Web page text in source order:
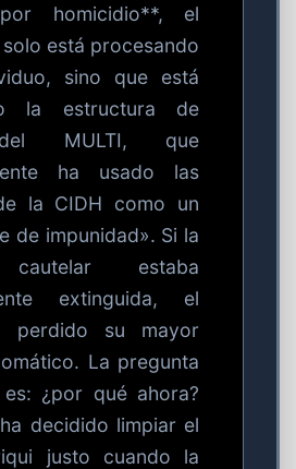
homicidio**, el
está procesando
sino que está
la estructura de
MULTI, que
ha usado las
la CIDH como un
de impunidad». Si la
cautelar estaba
extinguida, el
perdido su mayor
La pregunta
¿por qué ahora?
decidido limpiar el
justo cuando la